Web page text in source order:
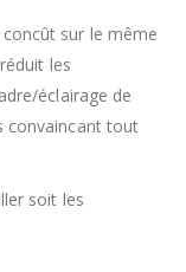
sur le même
les
éclairage de
convaincant tout
soit les